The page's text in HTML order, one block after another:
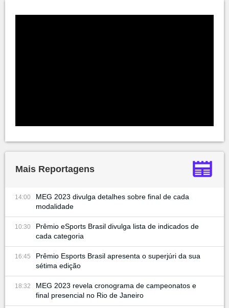
Mais Reportagens
14:00
MEG 2023 divulga detalhes sobre final de cada
modalidade
10:30
Prêmio eSports Brasil divulga lista de indicados de
cada categoria
16:45
Prêmio Esports Brasil apresenta o superjúri da sua
sétima edição
18:32
MEG 2023 revela cronograma de campeonatos e
final presencial no Rio de Janeiro